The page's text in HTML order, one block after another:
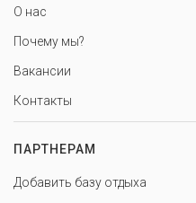
О нас
Почему мы?
Вакансии
Контакты
ПАРТНЕРАМ
Добавить базу отдыха